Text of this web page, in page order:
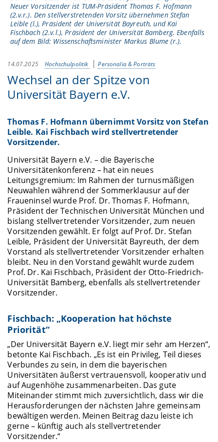
Neuer Vorsitzender ist TUM-Präsident Thomas F. Hofmann
(2.v.r.). Den stellverstretenden Vorsitz übernehmen Stefan
Leible (l.), Präsident der Universität Bayreuth, und Kai
Fischbach (2.v.l.), Präsident der Universität Bamberg. Ebenfalls
auf dem Bild: Wissenschaftsminister Markus Blume (r.).
14.07.2025 Hochschulpolitik Personalia & Porträts
Wechsel an der Spitze von
Universität Bayern e.V.
Thomas F. Hofmann übernimmt Vorsitz von Stefan
Leible. Kai Fischbach wird stellvertretender
Vorsitzender.
Universität Bayern e.V. – die Bayerische
Universitätenkonferenz – hat ein neues
Leitungsgremium: Im Rahmen der turnusmäßigen
Neuwahlen während der Sommerklausur auf der
Fraueninsel wurde Prof. Dr. Thomas F. Hofmann,
Präsident der Technischen Universität München und
bislang stellvertretender Vorsitzender, zum neuen
Vorsitzenden gewählt. Er folgt auf Prof. Dr. Stefan
Leible, Präsident der Universität Bayreuth, der dem
Vorstand als stellvertretender Vorsitzender erhalten
bleibt. Neu in den Vorstand gewählt wurde zudem
Prof. Dr. Kai Fischbach, Präsident der Otto-Friedrich-
Universität Bamberg, ebenfalls als stellvertretender
Vorsitzender.
Fischbach: „Kooperation hat höchste
Priorität“
„Der Universität Bayern e.V. liegt mir sehr am Herzen“,
betonte Kai Fischbach. „Es ist ein Privileg, Teil dieses
Verbundes zu sein, in dem die bayerischen
Universitäten äußerst vertrauensvoll, kooperativ und
auf Augenhöhe zusammenarbeiten. Das gute
Miteinander stimmt mich zuversichtlich, dass wir die
Herausforderungen der nächsten Jahre gemeinsam
bewältigen werden. Meinen Beitrag dazu leiste ich
gerne – künftig auch als stellvertretender
Vorsitzender.“